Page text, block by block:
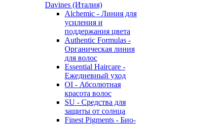
Davines (Италия)
Alchemic - Линия для
усиления и
поддержания цвета
Authentic Formulas -
Органическая линия
для волос
Essential Haircare -
Eжедневный уход
OI - Абсолютная
красота волос
SU - Средства для
защиты от солнца
Finest Pigments - Био-